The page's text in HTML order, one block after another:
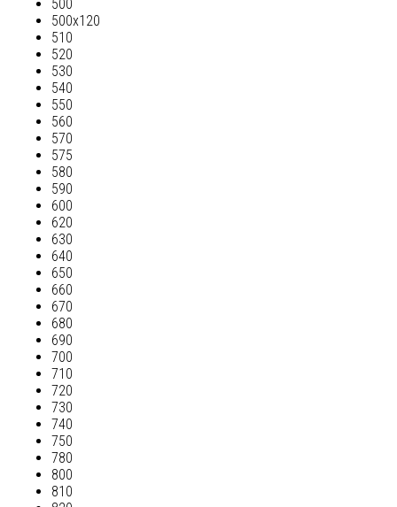
500
500х120
510
520
530
540
550
560
570
575
580
590
600
620
630
640
650
660
670
680
690
700
710
720
730
740
750
780
800
810